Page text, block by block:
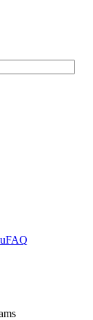
FAQ